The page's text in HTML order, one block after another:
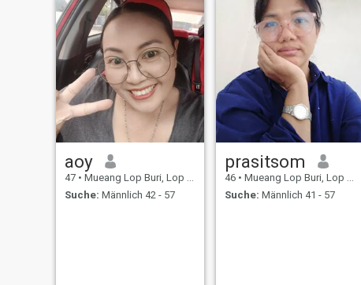
aoy
47 • Mueang Lop Buri, Lop Buri, Thailand
Suche: Männlich 42 - 57
prasitsom
46 • Mueang Lop Buri, Lop Buri, Thailand
Suche: Männlich 41 - 57